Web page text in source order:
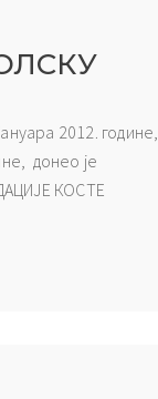
2012. године,
донео је
КОСТЕ